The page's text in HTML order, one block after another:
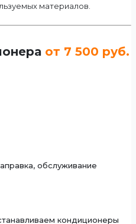
материалов.
от 7 500 руб.
обслуживание
кондиционеры